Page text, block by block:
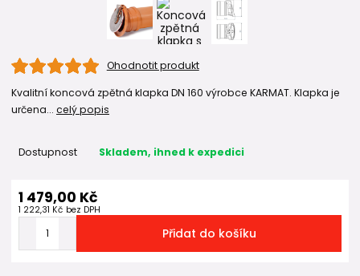
Ohodnotit produkt
Kvalitní koncová zpětná klapka DN 160 výrobce KARMAT. Klapka je
určena... celý popis
Dostupnost Skladem, ihned k expedici
1 479,00 Kč
1 222,31 Kč bez DPH
Přidat do košíku